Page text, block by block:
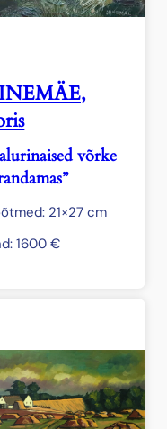
võrke
21×27 cm
1600€